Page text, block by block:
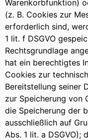
Warenkorbfunktion)
(z. B. Cookies zur
erforderlich sind,
1 lit. f DSGVO
Rechtsgrundlage
hat ein berechtigtes
Cookies zur
Bereitstellung seiner
zur Speicherung von
die Speicherung der
ausschließlich auf
Abs. 1 lit. a DSGVO);